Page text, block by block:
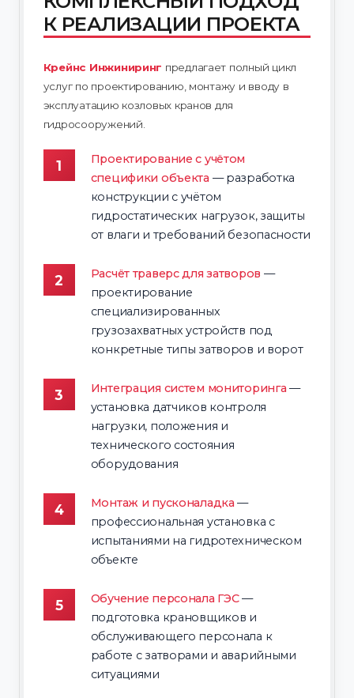
К РЕАЛИЗАЦИИ ПРОЕКТА
Крейнс Инжиниринг предлагает полный цикл
услуг по проектированию, монтажу и вводу в
эксплуатацию козловых кранов для
гидросооружений.
Проектирование с учётом
специфики объекта — разработка
конструкции с учётом
гидростатических нагрузок, защиты
от влаги и требований безопасности
Расчёт траверс для затворов —
проектирование
специализированных
грузозахватных устройств под
конкретные типы затворов и ворот
Интеграция систем мониторинга —
установка датчиков контроля
нагрузки, положения и
технического состояния
оборудования
Монтаж и пусконаладка —
профессиональная установка с
испытаниями на гидротехническом
объекте
Обучение персонала ГЭС—
подготовка крановщиков и
обслуживающего персонала к
работе с затворами и аварийными
ситуациями